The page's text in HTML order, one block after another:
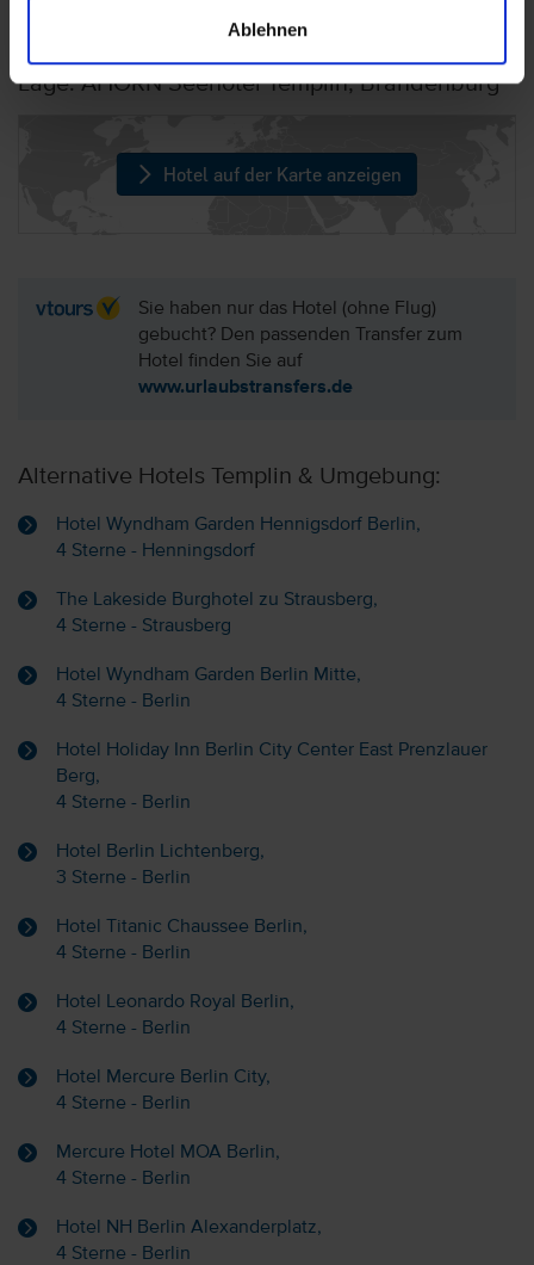
Ablehnen
Lage: AHORN Seehotel Templin, Brandenburg
Hotel auf der Karte anzeigen
Sie haben nur das Hotel (ohne Flug)
gebucht? Den passenden Transfer zum
Hotel finden Sie auf
www.urlaubstransfers.de
Alternative Hotels Templin & Umgebung:
Hotel Wyndham Garden Hennigsdorf Berlin,
4 Sterne - Henningsdorf
The Lakeside Burghotel zu Strausberg,
4 Sterne - Strausberg
Hotel Wyndham Garden Berlin Mitte,
4 Sterne - Berlin
Hotel Holiday Inn Berlin City Center East Prenzlauer
Berg,
4 Sterne - Berlin
Hotel Berlin Lichtenberg,
3 Sterne - Berlin
Hotel Titanic Chaussee Berlin,
4 Sterne - Berlin
Hotel Leonardo Royal Berlin,
4 Sterne - Berlin
Hotel Mercure Berlin City,
4 Sterne - Berlin
Mercure Hotel MOA Berlin,
4 Sterne - Berlin
Hotel NH Berlin Alexanderplatz,
4 Sterne - Berlin